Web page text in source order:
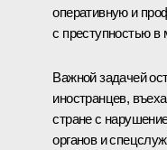
оперативную и
с преступностью в
Важной задачей
иностранцев,
стране с
органов и